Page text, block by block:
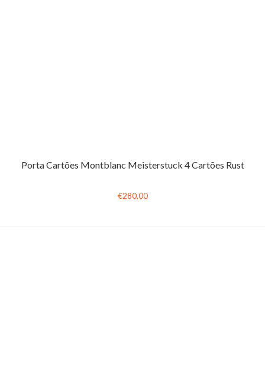
Porta Cartões Montblanc Meisterstuck 4 Cartões Rust
€280.00